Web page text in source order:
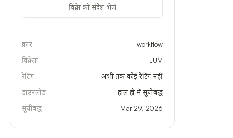
विक्रेता को संदेश भेजें
प्रकार
workflow
विक्रेता
T|EUM
रेटिंग
अभी तक कोई रेटिंग नहीं
डाउनलोड
हाल ही में सूचीबद्ध
सूचीबद्ध
Mar 29, 2026